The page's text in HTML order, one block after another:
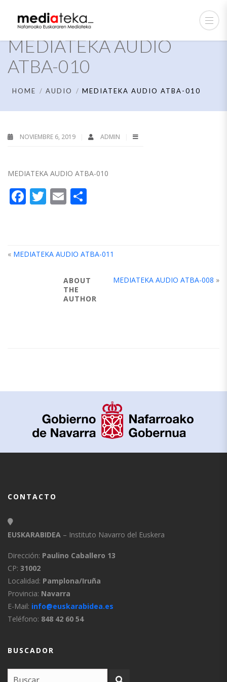
MEDIATEKA AUDIO
ATBA-010
HOME AUDIO MEDIATEKA AUDIO ATBA-010
NOVIEMBRE 6, 2019 ADMIN
MEDIATEKA AUDIO ATBA-010
Facebook
Twitter
Email
« MEDIATEKA AUDIO ATBA-011
MEDIATEKA AUDIO ATBA-008 »
ABOUT
THE
AUTHOR
CONTACTO
EUSKARABIDEA – Instituto Navarro del Euskera
Dirección: Paulino Caballero 13
CP: 31002
Localidad: Pamplona/Iruña
Provincia: Navarra
E-Mail: info@euskarabidea.es
Teléfono: 848 42 60 54
BUSCADOR